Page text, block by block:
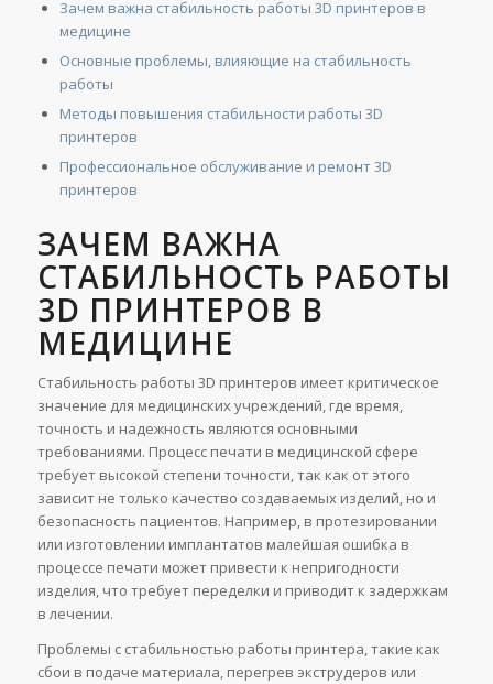
Зачем важна стабильность работы 3D принтеров в
медицине
Основные проблемы, влияющие на стабильность
работы
Методы повышения стабильности работы 3D
принтеров
Профессиональное обслуживание и ремонт 3D
принтеров
ЗАЧЕМ ВАЖНА
СТАБИЛЬНОСТЬ РАБОТЫ
3D ПРИНТЕРОВ В
МЕДИЦИНЕ
Стабильность работы 3D принтеров имеет критическое
значение для медицинских учреждений, где время,
точность и надежность являются основными
требованиями. Процесс печати в медицинской сфере
требует высокой степени точности, так как от этого
зависит не только качество создаваемых изделий, но и
безопасность пациентов. Например, в протезировании
или изготовлении имплантатов малейшая ошибка в
процессе печати может привести к непригодности
изделия, что требует переделки и приводит к задержкам
в лечении.
Проблемы с стабильностью работы принтера, такие как
сбои в подаче материала, перегрев экструдеров или